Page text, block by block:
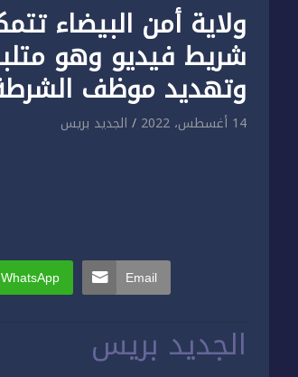
ولاية أمن البيضاء
شريط فيديو وهو
وتهديد موظف
14 أغسطس، 2022 الجديد بريس
WhatsApp Email
الجديد بريس